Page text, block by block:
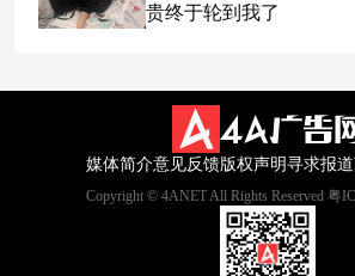
贵终于轮到我了
媒体简介意见反馈版权声明寻求报道
Copyright © 4ANET All Rights Reserved 粤